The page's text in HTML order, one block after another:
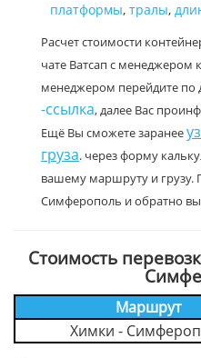
платформы, тралы,
Расчет стоимости
чате Ватсап с менеджером
менеджером перейдите по
-ссылка, далее Вас
Ещё Вы сможете заранее
груза. через форму
вашему маршруту и грузу.
Симферополь и обратно
Стоимость
Маршрут
Химки -